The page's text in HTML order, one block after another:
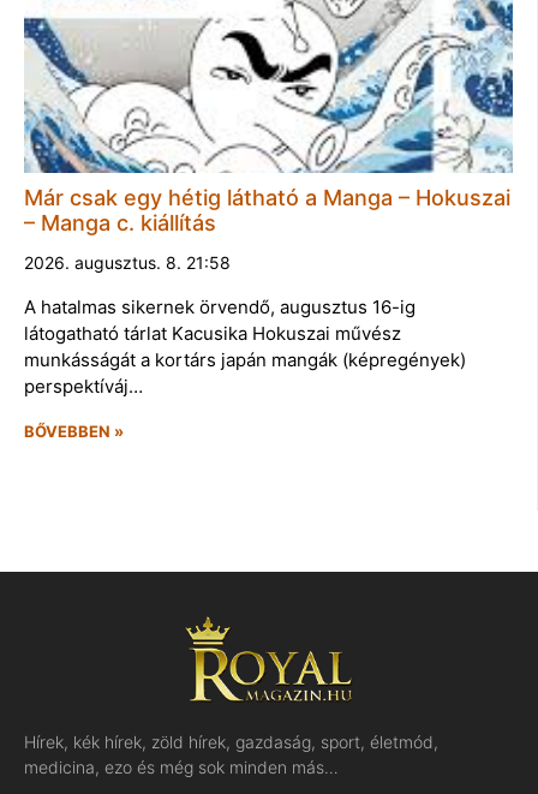
Már csak egy hétig látható a Manga – Hokuszai
– Manga c. kiállítás
2026. augusztus. 8. 21:58
A hatalmas sikernek örvendő, augusztus 16-ig
látogatható tárlat Kacusika Hokuszai művész
munkásságát a kortárs japán mangák (képregények)
perspektíváj…
BŐVEBBEN »
Hírek, kék hírek, zöld hírek, gazdaság, sport, életmód,
medicina, ezo és még sok minden más…